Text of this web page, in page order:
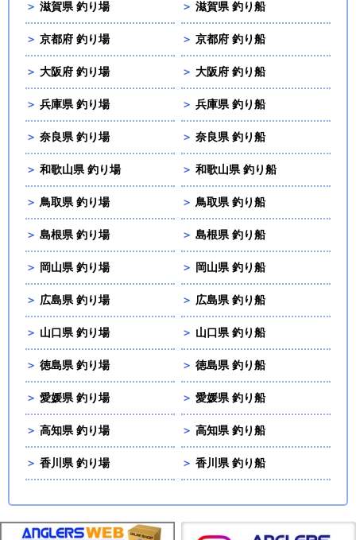
＞ 滋賀県 釣り場 ＞ 滋賀県 釣り船
＞ 京都府 釣り場 ＞ 京都府 釣り船
＞ 大阪府 釣り場 ＞ 大阪府 釣り船
＞ 兵庫県 釣り場 ＞ 兵庫県 釣り船
＞ 奈良県 釣り場 ＞ 奈良県 釣り船
＞ 和歌山県 釣り場 ＞ 和歌山県 釣り船
＞ 鳥取県 釣り場 ＞ 鳥取県 釣り船
＞ 島根県 釣り場 ＞ 島根県 釣り船
＞ 岡山県 釣り場 ＞ 岡山県 釣り船
＞ 広島県 釣り場 ＞ 広島県 釣り船
＞ 山口県 釣り場 ＞ 山口県 釣り船
＞ 徳島県 釣り場 ＞ 徳島県 釣り船
＞ 愛媛県 釣り場 ＞ 愛媛県 釣り船
＞ 高知県 釣り場 ＞ 高知県 釣り船
＞ 香川県 釣り場 ＞ 香川県 釣り船